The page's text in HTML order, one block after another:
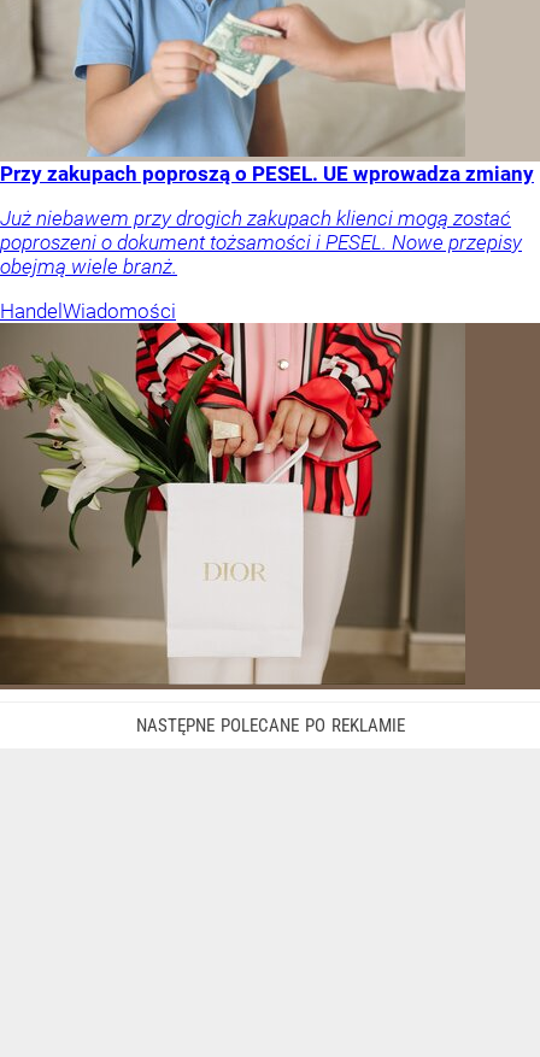
Przy zakupach poproszą o PESEL. UE wprowadza zmiany
Już niebawem przy drogich zakupach klienci mogą zostać
poproszeni o dokument tożsamości i PESEL. Nowe przepisy
obejmą wiele branż.
HandelWiadomości